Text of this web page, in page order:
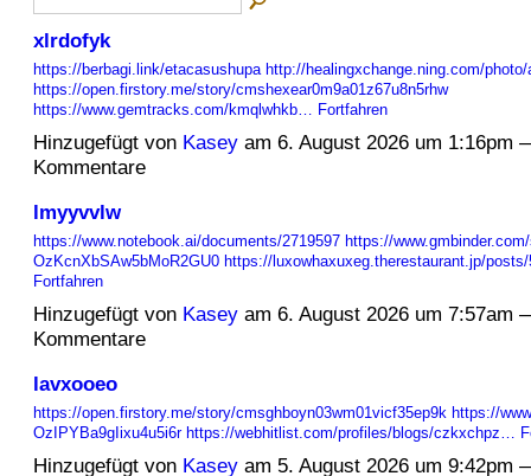
xlrdofyk
https://berbagi.link/etacasushupa http://healingxchange.ning.com/
https://open.firstory.me/story/cmshexear0m9a01z67u8n5rhw
https://www.gemtracks.com/kmqlwhkb…
Fortfahren
Hinzugefügt von Kaseyam 6. August 2026 um 1:16pm
Kommentare
lmyyvvlw
https://www.notebook.ai/documents/2719597 https://
OzKcnXbSAw5bMoR2GU0 https://luxowhaxuxeg.therestaurant.jp/
Fortfahren
Hinzugefügt von Kaseyam 6. August 2026 um 7:57am
Kommentare
lavxooeo
https://open.firstory.me/story/cmsghboyn03wm01vicf35ep9k https://
OzIPYBa9gIixu4u5i6r https://webhitlist.com/profiles/blogs/czkxchpz…
Hinzugefügt von Kaseyam 5. August 2026 um 9:42pm